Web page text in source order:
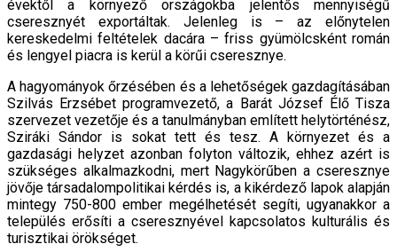
évektől a környező országokba jelentős mennyiségű
cseresznyét exportáltak. Jelenleg is – az előnytelen
kereskedelmi feltételek dacára – friss gyümölcsként román
és lengyel piacra is kerül a körűi cseresznye.
A hagyományok őrzésében és a lehetőségek gazdagításában
Szilvás Erzsébet programvezető, a Barát József Élő Tisza
szervezet vezetője és a tanulmányban említett helytörténész,
Sziráki Sándor is sokat tett és tesz. A környezet és a
gazdasági helyzet azonban folyton változik, ehhez azért is
szükséges alkalmazkodni, mert Nagykörűben a cseresznye
jövője társadalompolitikai kérdés is, a kikérdező lapok alapján
mintegy 750-800 ember megélhetését segíti, ugyanakkor a
település erősíti a cseresznyével kapcsolatos kulturális és
turisztikai örökséget.